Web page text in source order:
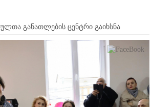
განათლების ცენტრი გაიხსნა